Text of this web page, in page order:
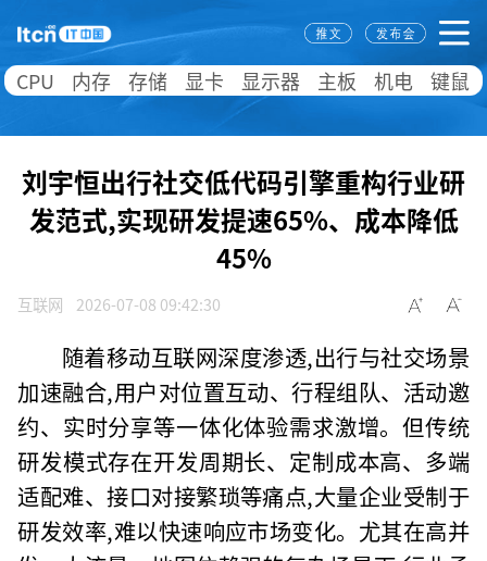
CPU 内存 存储 显卡 显示器 主板 机电 键鼠
刘宇恒出行社交低代码引擎重构行业研
发范式,实现研发提速65%、成本降低
45%
互联网 2026-07-08 09:42:30
随着移动互联网深度渗透,出行与社交场景
加速融合,用户对位置互动、行程组队、活动邀
约、实时分享等一体化体验需求激增。但传统
研发模式存在开发周期长、定制成本高、多端
适配难、接口对接繁琐等痛点,大量企业受制于
研发效率,难以快速响应市场变化。尤其在高并